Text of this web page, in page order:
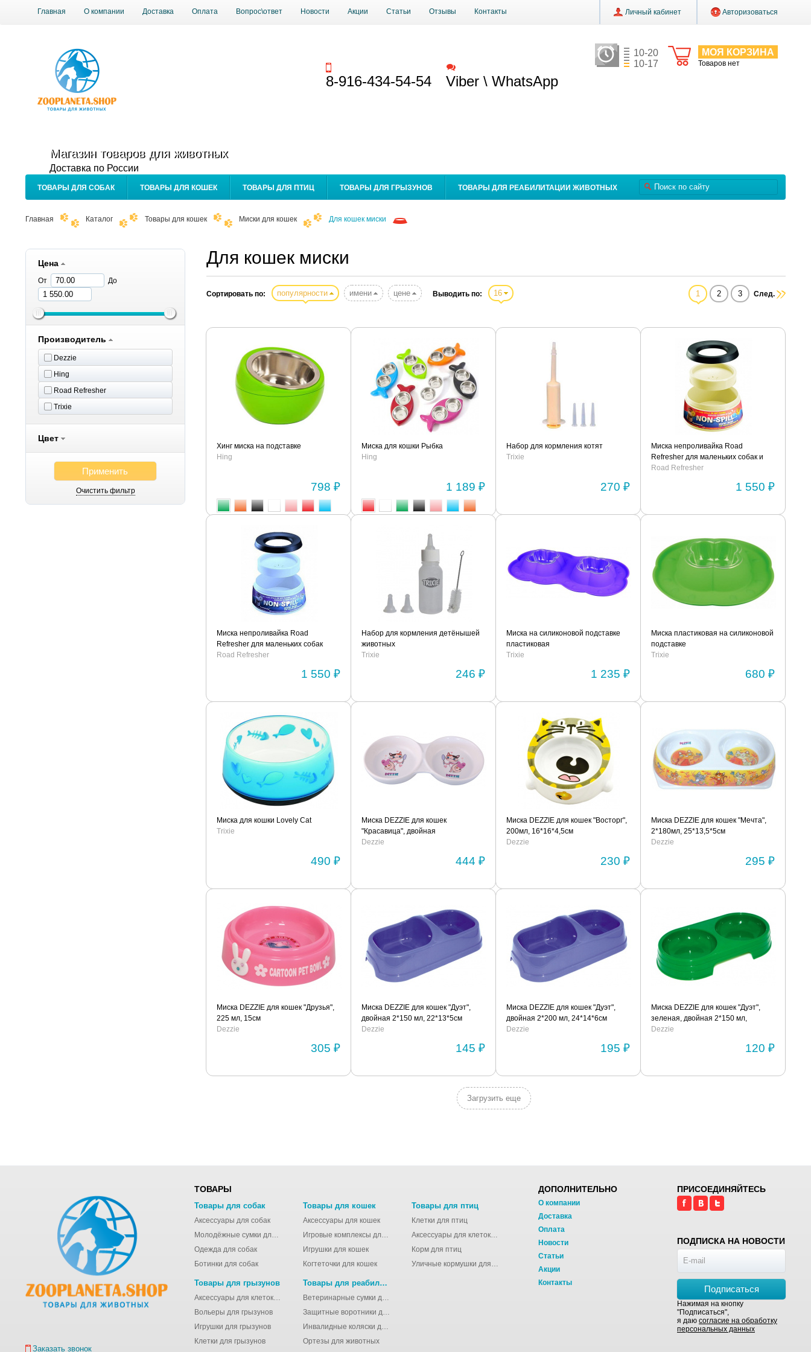
Главная О компании Доставка Оплата Вопрос\ответ Новости Акции Статьи Отзывы Контакты Личный кабинет Авторизоваться
МОЯ КОРЗИНА
Товаров нет
10-20
10-17
Магазин товаров для животных
Доставка по России
8-916-434-54-54 Viber \ WhatsApp
ТОВАРЫ ДЛЯ СОБАК ТОВАРЫ ДЛЯ КОШЕК ТОВАРЫ ДЛЯ ПТИЦ ТОВАРЫ ДЛЯ ГРЫЗУНОВ ТОВАРЫ ДЛЯ РЕАБИЛИТАЦИИ ЖИВОТНЫХ
Главная Каталог Товары для кошек Миски для кошек Для кошек миски
Цена
От До
Производитель
Dezzie
Hing
Road Refresher
Trixie
Цвет
Применить
Очистить фильтр
Для кошек миски
1 2 3 След.
Сортировать по: популярности имени цене Выводить по: 16
Хинг миска на подставке
Hing
798 ₽
Миска для кошки Рыбка
Hing
1 189 ₽
Набор для кормления котят
Trixie
270 ₽
Миска непроливайка Road
Refresher для маленьких собак и
кошек
Road Refresher
1 550 ₽
Миска непроливайка Road
Refresher для маленьких собак
голубая
Road Refresher
1 550 ₽
Набор для кормления детёнышей
животных
Trixie
246 ₽
Миска на силиконовой подставке
пластиковая
Trixie
1 235 ₽
Миска пластиковая на силиконовой
подставке
Trixie
680 ₽
Миска для кошки Lovely Cat
Trixie
490 ₽
Миска DEZZIE для кошек
"Красавица", двойная
22,3*11,3*3,3см, керамика
Dezzie
444 ₽
Миска DEZZIE для кошек "Восторг",
200мл, 16*16*4,5см
Dezzie
230 ₽
Миска DEZZIE для кошек "Мечта",
2*180мл, 25*13,5*5см
Dezzie
295 ₽
Миска DEZZIE для кошек "Друзья",
225 мл, 15см
Dezzie
305 ₽
Миска DEZZIE для кошек "Дуэт",
двойная 2*150 мл, 22*13*5см
Dezzie
145 ₽
Миска DEZZIE для кошек "Дуэт",
двойная 2*200 мл, 24*14*6см
Dezzie
195 ₽
Миска DEZZIE для кошек "Дуэт",
зеленая, двойная 2*150 мл,
23*12см
Dezzie
120 ₽
Загрузить еще
Заказать звонок
ТОВАРЫ
Товары для собак
Аксессуары для собак
Молодёжные сумки для девушек
Одежда для собак
Ботинки для собак
Товары для кошек
Аксессуары для кошек
Игровые комплексы для кошек
Игрушки для кошек
Когтеточки для кошек
Товары для птиц
Клетки для птиц
Аксессуары для клеток для птиц
Корм для птиц
Уличные кормушки для птиц
Товары для грызунов
Аксессуары для клеток для грызунов
Вольеры для грызунов
Игрушки для грызунов
Клетки для грызунов
Товары для реабилитации животных
Ветеринарные сумки для животных
Защитные воротники для животных
Инвалидные коляски для животных
Ортезы для животных
ДОПОЛНИТЕЛЬНО
О компании
Доставка
Оплата
Новости
Статьи
Акции
Контакты
ПРИСОЕДИНЯЙТЕСЬ
ПОДПИСКА НА НОВОСТИ
Подписаться
Нажимая на кнопку
"Подписаться",
я даю согласие на обработку
персональных данных